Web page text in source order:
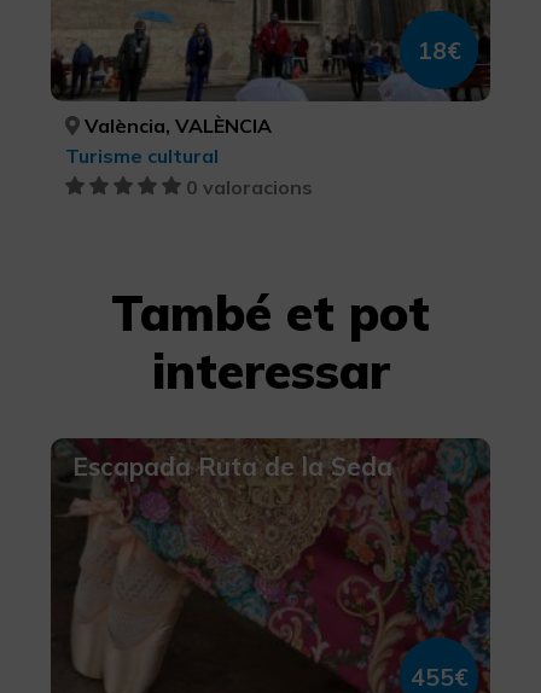
18€
València, VALÈNCIA
Turisme cultural
0 valoracions
També et pot
interessar
Escapada Ruta de la Seda
455€